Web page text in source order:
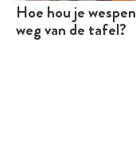
Hoe hou je wespen
weg van de tafel?